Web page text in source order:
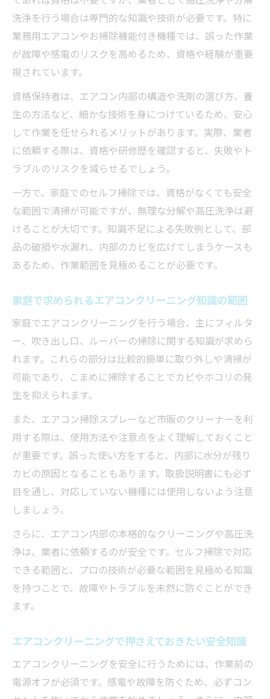
安全なエアコンクリーニング高圧洗浄の方
法
エアコン内部のカビやホコリ対策の実践法
エアコンクリーニングでカビを防ぐ具体的
な対策
ホコリ対策も万全にするエアコンクリーニ
ング方法
セルフ掃除で内部カビ防止のための知識必
要
エアコンクリーニング自分でカビを除去す
るコツ
カビ・ホコリ発生を抑えるエアコン掃除の
頻度
害虫リスクも防ぐ効果的なエアコンクリーニン
エアコンクリーニングでゴキブリ侵入を防
止する方法
エアコン内部の害虫対策に有効な掃除知識
セルフ掃除で害虫リスクを減らす工夫とポ
イント
を守る
害虫リスクを考慮したエアコン掃除実践法
業者選びで失敗しないための見極め方
信頼できるエアコンクリーニング業者の選
び方
対策
業者選定時に確認したいエアコンクリーニ
ング知識
エアコンクリーニング業者依頼のメリット
と注意点
洗浄を行う場合は専門的な知識や技術が必要です。特に
業務用エアコンやお掃除機能付き機種では、誤った作業
が故障や感電のリスクを高めるため、資格や経験が重要
視されています。
資格保持者は、エアコン内部の構造や洗剤の選び方、養
生の方法など、細かな技術を身につけているため、安心
して作業を任せられるメリットがあります。実際、業者
に依頼する際は、資格や研修歴を確認すると、失敗やト
ラブルのリスクを減らせるでしょう。
一方で、家庭でのセルフ掃除では、資格がなくても安全
な範囲で清掃が可能ですが、無理な分解や高圧洗浄は避
けることが大切です。知識不足による失敗例として、部
品の破損や水漏れ、内部のカビを広げてしまうケースも
あるため、作業範囲を見極めることが必要です。
家庭で求められるエアコンクリーニング知識の範囲
家庭でエアコンクリーニングを行う場合、主にフィルタ
ー、吹き出し口、ルーバーの掃除に関する知識が求めら
れます。これらの部分は比較的簡単に取り外しや清掃が
可能であり、こまめに掃除することでカビやホコリの発
生を抑えられます。
また、エアコン掃除スプレーなど市販のクリーナーを利
用する際は、使用方法や注意点をよく理解しておくこと
が重要です。誤った使い方をすると、内部に水分が残り
カビの原因となることもあります。取扱説明書にも必ず
目を通し、対応していない機種には使用しないよう注意
しましょう。
さらに、エアコン内部の本格的なクリーニングや高圧洗
浄は、業者に依頼するのが安全です。セルフ掃除で対応
できる範囲と、プロの技術が必要な範囲を見極める知識
を持つことで、故障やトラブルを未然に防ぐことができ
ます。
エアコンクリーニングで押さえておきたい安全知識
エアコンクリーニングを安全に行うためには、作業前の
電源オフが必須です。感電や故障を防ぐため、必ずコン